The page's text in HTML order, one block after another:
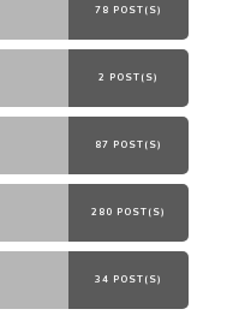
78 POST(S)
2 POST(S)
87 POST(S)
280 POST(S)
34 POST(S)